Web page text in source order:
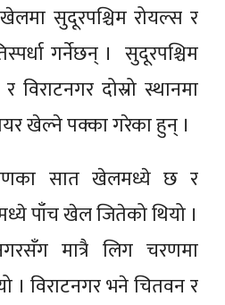
सुदूरपश्चिम रोयल्स र
गर्नेछन् । सुदूरपश्चिम
विराटनगर दोस्रो स्थानमा
खेल्ने पक्का गरेका हुन् ।
सात खेलमध्ये छ र
पाँच खेल जितेको थियो ।
मात्रै लिग चरणमा
। विराटनगर भने चितवन र